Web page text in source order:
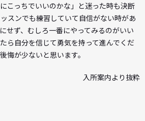
こっちでいいのかな」と迷った時も決断
スンでも練習していて自信がない時があ
せず、むしろ一番にやってみるのがいい
ら自分を信じて勇気を持って進んでくだ
悔が少ないと思います。
入所案内より抜粋